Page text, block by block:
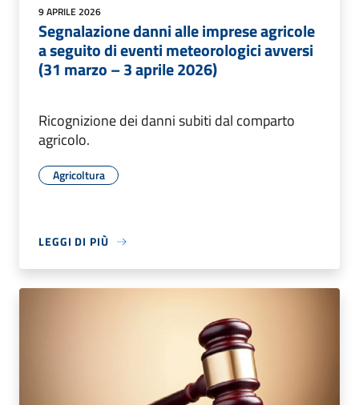
9 APRILE 2026
Segnalazione danni alle imprese agricole
a seguito di eventi meteorologici avversi
(31 marzo – 3 aprile 2026)
Ricognizione dei danni subiti dal comparto
agricolo.
Agricoltura
LEGGI DI PIÙ